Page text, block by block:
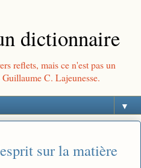
dictionnaire
reflets, mais ce n'est pas un
C. Lajeunesse.
▼
sur la matière